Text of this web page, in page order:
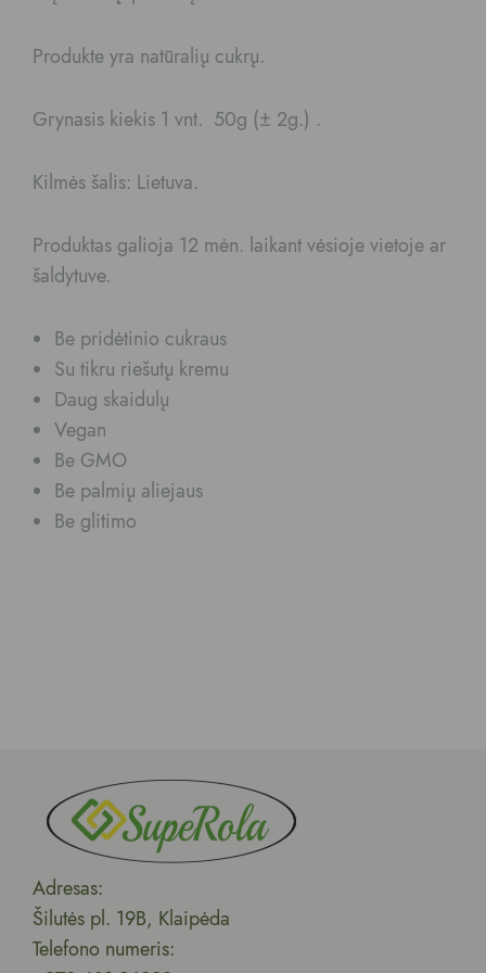
Produkte yra natūralių cukrų.
Grynasis kiekis 1 vnt. 50g (± 2g.) .
Kilmės šalis: Lietuva.
Produktas galioja 12 mėn. laikant vėsioje vietoje ar
šaldytuve.
Be pridėtinio cukraus
Su tikru riešutų kremu
Daug skaidulų
Vegan
Be GMO
Be palmių aliejaus
Be glitimo
Adresas:
Šilutės pl. 19B, Klaipėda
Telefono numeris: